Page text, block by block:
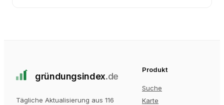
gründungsindex.de
Tägliche Aktualisierung aus 116
Produkt
Suche
Karte